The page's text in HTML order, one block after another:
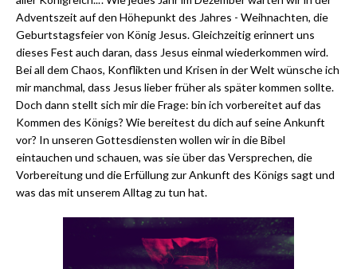
Adventszeit auf den Höhepunkt des Jahres - Weihnachten, die
Geburtstagsfeier von König Jesus. Gleichzeitig erinnert uns
dieses Fest auch daran, dass Jesus einmal wiederkommen wird.
Bei all dem Chaos, Konflikten und Krisen in der Welt wünsche ich
mir manchmal, dass Jesus lieber früher als später kommen sollte.
Doch dann stellt sich mir die Frage: bin ich vorbereitet auf das
Kommen des Königs? Wie bereitest du dich auf seine Ankunft
vor? In unseren Gottesdiensten wollen wir in die Bibel
eintauchen und schauen, was sie über das Versprechen, die
Vorbereitung und die Erfüllung zur Ankunft des Königs sagt und
was das mit unserem Alltag zu tun hat.